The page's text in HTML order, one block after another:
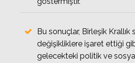
Bu sonuçlar, Birleşik
değişikliklere işaret ettiği
gelecekteki politik ve sosyal